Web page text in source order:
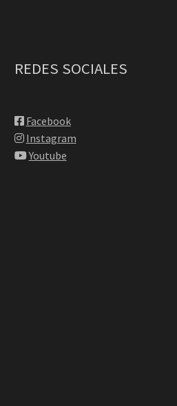
REDES SOCIALES
Facebook
Instagram
Youtube